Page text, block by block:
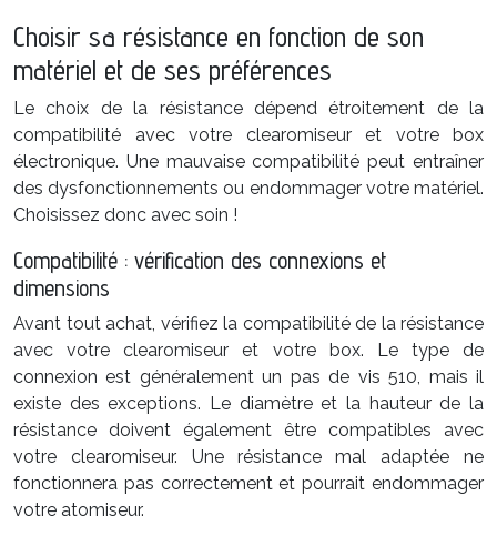
Choisir sa résistance en fonction de son
matériel et de ses préférences
Le choix de la résistance dépend étroitement de la
compatibilité avec votre clearomiseur et votre box
électronique. Une mauvaise compatibilité peut entraîner
des dysfonctionnements ou endommager votre matériel.
Choisissez donc avec soin !
Compatibilité : vérification des connexions et
dimensions
Avant tout achat, vérifiez la compatibilité de la résistance
avec votre clearomiseur et votre box. Le type de
connexion est généralement un pas de vis 510, mais il
existe des exceptions. Le diamètre et la hauteur de la
résistance doivent également être compatibles avec
votre clearomiseur. Une résistance mal adaptée ne
fonctionnera pas correctement et pourrait endommager
votre atomiseur.